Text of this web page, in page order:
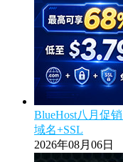
BlueHost八月促
域名+SSL
2026年08月06日